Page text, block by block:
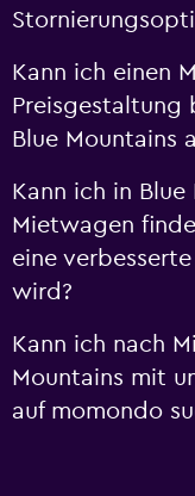
Kann ich einen
Preisgestaltung
Blue Mountains
Kann ich in
Mietwagen
eine
wird?
Kann ich nach
Mountains mit
auf momondo